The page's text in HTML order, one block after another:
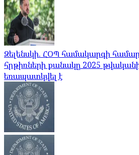
Զելենսկի. ՀՕՊ համակարգի
հրթիռների քանակը 2025
եռապատկվել է